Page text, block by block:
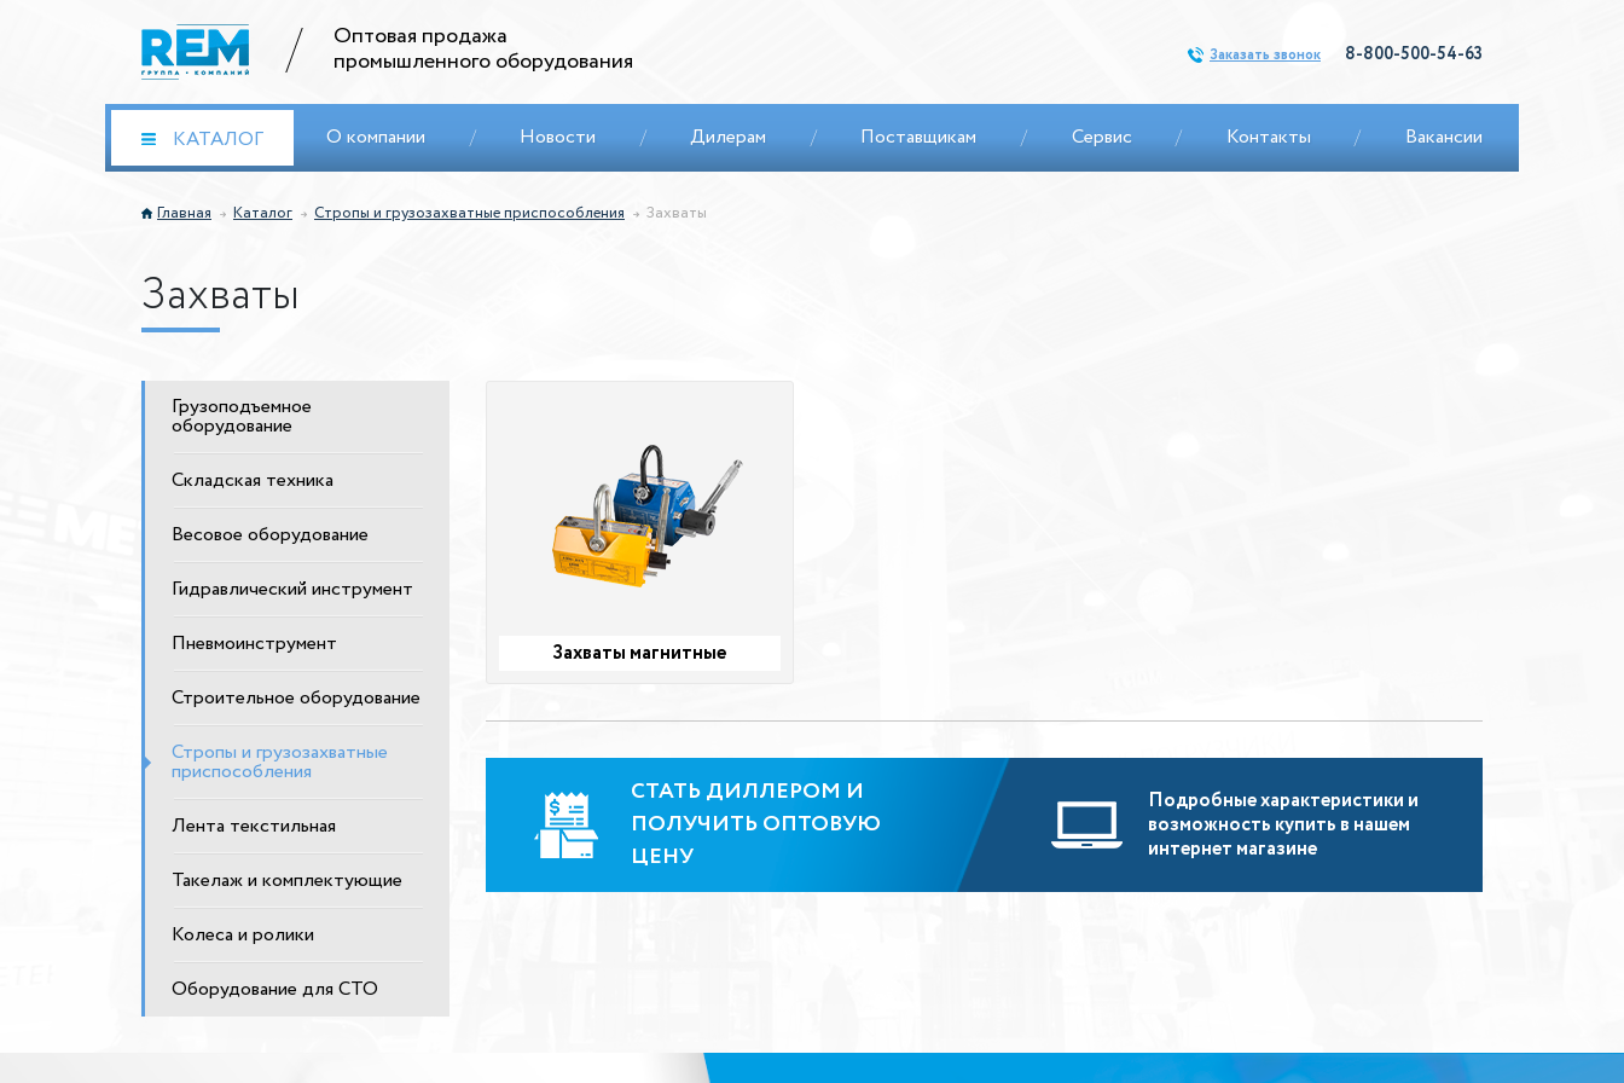
Оптовая продажа
промышленного оборудования
Заказать звонок 8-800-500-54-63
КАТАЛОГ О компании / Новости / Дилерам / Поставщикам / Сервис / Контакты / Вакансии
Главная Каталог Стропы и грузозахватные приспособления Захваты
Захваты
Грузоподъемное
оборудование
Складская техника
Весовое оборудование
Гидравлический инструмент
Пневмоинструмент
Строительное оборудование
Стропы и грузозахватные
приспособления
Лента текстильная
Такелаж и комплектующие
Колеса и ролики
Оборудование для СТО
Захваты магнитные
СТАТЬ ДИЛЛЕРОМ И
ПОЛУЧИТЬ ОПТОВУЮ
ЦЕНУ
Подробные характеристики и
возможность купить в нашем
интернет магазине